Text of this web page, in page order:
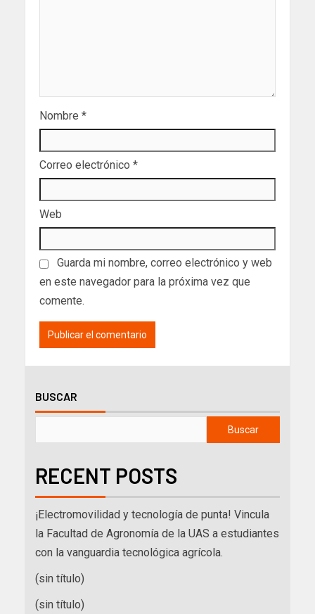
Nombre *
Correo electrónico *
Web
Guarda mi nombre, correo electrónico y web
en este navegador para la próxima vez que
comente.
BUSCAR
Buscar
RECENT POSTS
¡Electromovilidad y tecnología de punta! Vincula
la Facultad de Agronomía de la UAS a estudiantes
con la vanguardia tecnológica agrícola.
(sin título)
(sin título)